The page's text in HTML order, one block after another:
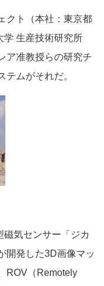
クト（本社：東京都
学 生産技術研究所
ア准教授らの研究チ
テムがそれだ。
気センサー「ジカ
開発した3D画像マッ
ROV（Remotely